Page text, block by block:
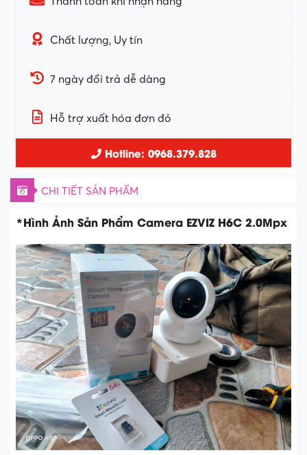
Chất lượng, Uy tín
7 ngày đổi trả dễ dàng
Hỗ trợ xuất hóa đơn đỏ
Hotline: 0968.379.828
CHI TIẾT SẢN PHẨM
*Hình Ảnh Sản Phẩm Camera EZVIZ H6C 2.0Mpx